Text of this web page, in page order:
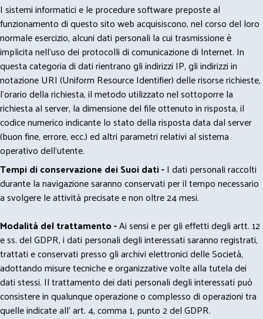
I sistemi informatici e le procedure software preposte al
funzionamento di questo sito web acquisiscono, nel corso del loro
normale esercizio, alcuni dati personali la cui trasmissione è
implicita nell'uso dei protocolli di comunicazione di Internet. In
questa categoria di dati rientrano gli indirizzi IP, gli indirizzi in
notazione URI (Uniform Resource Identifier) delle risorse richieste,
l'orario della richiesta, il metodo utilizzato nel sottoporre la
richiesta al server, la dimensione del file ottenuto in risposta, il
codice numerico indicante lo stato della risposta data dal server
(buon fine, errore, ecc.) ed altri parametri relativi al sistema
operativo dell'utente.
Tempi di conservazione dei Suoi dati -I dati personali raccolti
durante la navigazione saranno conservati per il tempo necessario
a svolgere le attività precisate e non oltre 24 mesi.
Modalità del trattamento -Ai sensi e per gli effetti degli artt. 12
e ss. del GDPR, i dati personali degli interessati saranno registrati,
trattati e conservati presso gli archivi elettronici delle Società,
adottando misure tecniche e organizzative volte alla tutela dei
dati stessi. Il trattamento dei dati personali degli interessati può
consistere in qualunque operazione o complesso di operazioni tra
quelle indicate all' art. 4, comma 1, punto 2 del GDPR.